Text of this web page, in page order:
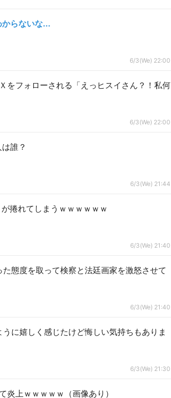
からないな...
6/3(We) 22:00
をフォローされる「えっヒスイさん？！私何
6/3(We) 22:00
誰？
6/3(We) 21:44
捲れてしまうｗｗｗｗｗｗ
6/3(We) 21:40
態度を取って検察と法廷画家を激怒させて
6/3(We) 21:40
に嬉しく感じたけど悔しい気持ちもありま
6/3(We) 21:30
炎上ｗｗｗｗｗ（画像あり）